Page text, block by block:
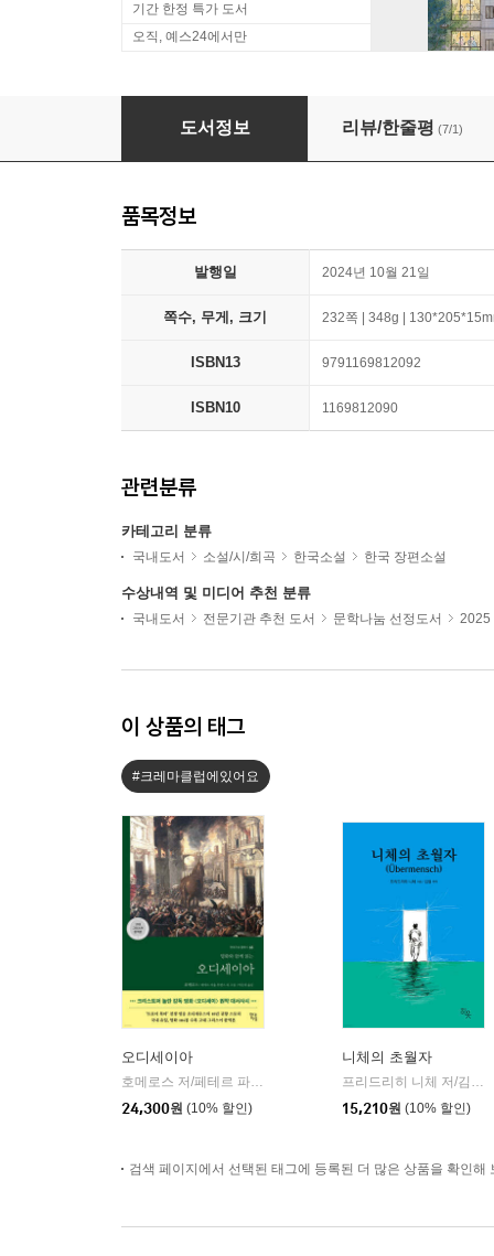
기간 한정 특가 도서
오직, 예스24에서만
슈퍼리그
도서정보 리뷰/한줄평 (7/1)
품목정보
발행일 2024년 10월 21일
쪽수, 무게, 크기 232쪽 | 348g |
ISBN13 9791169812092
ISBN10 1169812090
관련분류
카테고리 분류
국내도서 소설/시/희곡 한국소설 한국 장편소설
수상내역 및 미디어 추천 분류
국내도서 전문기관 추천 도서 문학나눔 선정도서 2025
이 상품의 태그
#크레마클럽에있어요
오디세이아
호메로스 저/페테르 파울 루벤스 그림/박문재 역 |
현대지성
24,300원 (10% 할인)
니체의 초월자
프리드리히 니체 저/김철 편역
15,210원 (10% 할인)
검색 페이지에서 선택된 태그에 등록된 더 많은 상품을 확인해